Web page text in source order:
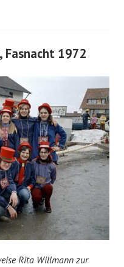
Fasnacht 1972
Rita Willmann zur